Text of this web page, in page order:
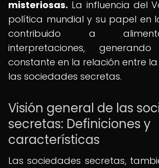
misteriosas. La influencia del
política mundial y su papel en
contribuido a
interpretaciones,
constante en la relación entre
las sociedades secretas.
Visión general de las
secretas: Definiciones y
características
Las sociedades secretas,